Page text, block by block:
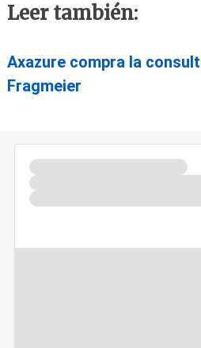
Leer también:
Axazure compra la
Fragmeier